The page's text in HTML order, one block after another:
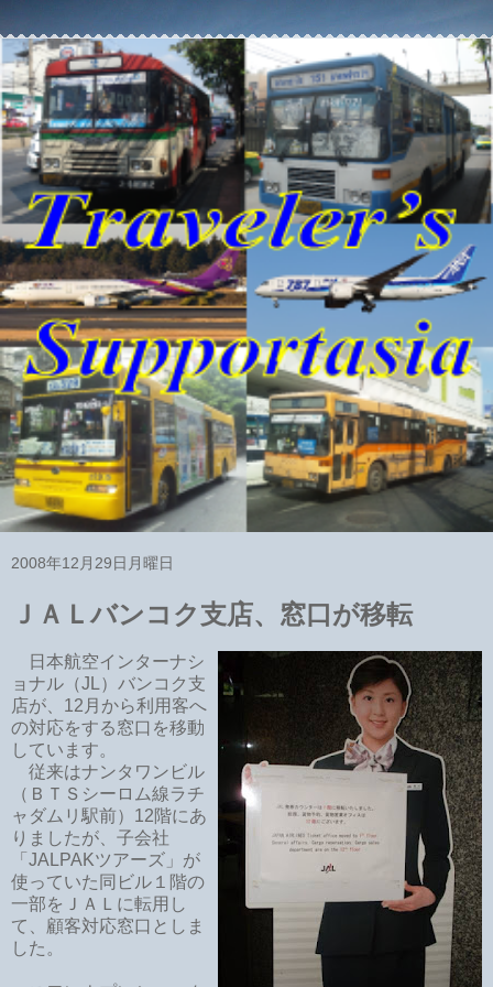
2008年12月29日月曜日
ＪＡＬバンコク支店、窓口が移転
日本航空インターナシ
ョナル（JL）バンコク支
店が、12月から利用客へ
の対応をする窓口を移動
しています。
従来はナンタワンビル
（ＢＴＳシーロム線ラチ
ャダムリ駅前）12階にあ
りましたが、子会社
「JALPAKツアーズ」が
使っていた同ビル１階の
一部をＪＡＬに転用し
て、顧客対応窓口としま
した。